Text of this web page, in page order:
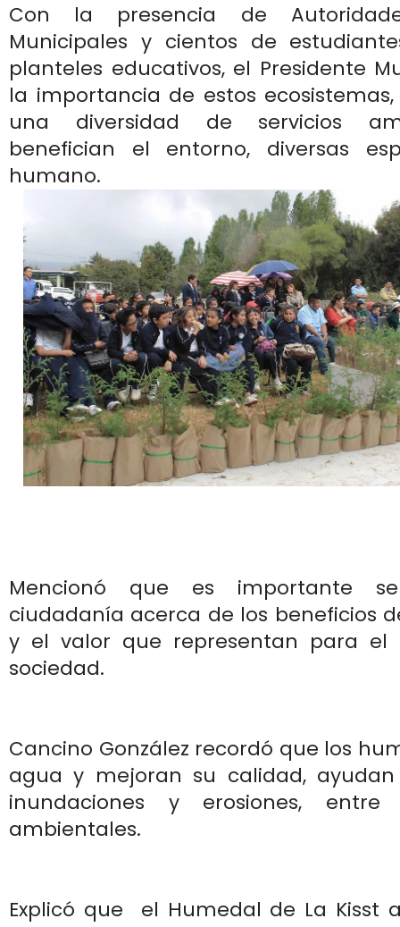
Con la presencia de
Municipales y cientos de
planteles educativos, el Presidente
la importancia de estos
una diversidad de servicios
benefician el entorno, diversas
humano.
Mencionó que es importante
ciudadanía acerca de los beneficios
y el valor que representan para el
sociedad.
Cancino González recordó que los
agua y mejoran su calidad,
inundaciones y erosiones, entre
ambientales.
Explicó que el Humedal de La Kisst